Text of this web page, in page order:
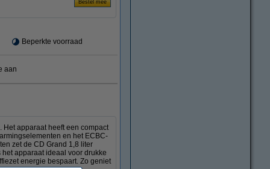
Beperkte voorraad
aan
Het apparaat heeft een compact
en het ECBC-
zet de CD Grand 1,8 liter
apparaat ideaal voor drukke
energie bespaart. Zo geniet